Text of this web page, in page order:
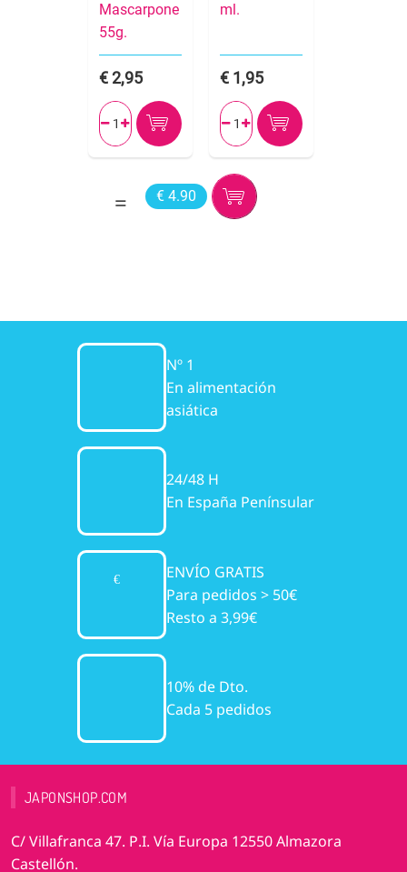
Mascarpone
55g.
2,95
 
ml.
1,95
 
€ 4.90
Nº 1
En alimentación
asiática
24/48 H
En España Penínsular
ENVÍO GRATIS
Para pedidos > 50€
Resto a 3,99€
10% de Dto.
Cada 5 pedidos
JAPONSHOP.COM
C/ Villafranca 47. P.I. Vía Europa 12550 Almazora
Castellón.